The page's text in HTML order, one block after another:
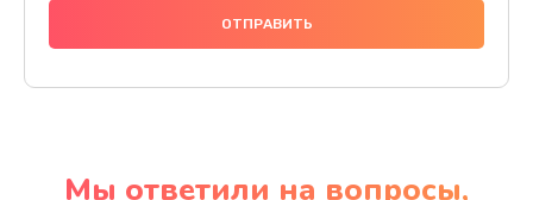
1000 руб.
Мы ответили на вопросы,